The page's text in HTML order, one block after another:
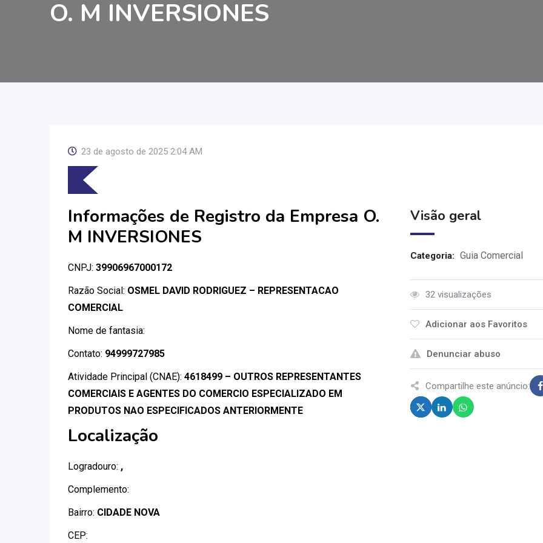
O. M INVERSIONES
23 de agosto de 2025 2:04 AM
Informações de Registro da Empresa O.
M INVERSIONES
CNPJ: 39906967000172
Razão Social: OSMEL DAVID RODRIGUEZ – REPRESENTACAO
COMERCIAL
Nome de fantasia:
Contato: 94999727985
Atividade Principal (CNAE): 4618499 – OUTROS REPRESENTANTES
COMERCIAIS E AGENTES DO COMERCIO ESPECIALIZADO EM
PRODUTOS NAO ESPECIFICADOS ANTERIORMENTE
Localização
Logradouro: ,
Complemento:
Bairro: CIDADE NOVA
CEP:
Visão geral
Categoria: Guia Comercial
32 visualizações
Adicionar aos Favoritos
Denunciar abuso
Compartilhe este anúncio: